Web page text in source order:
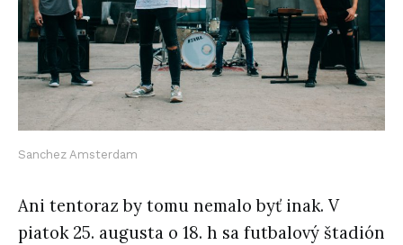
Sanchez Amsterdam
Ani tentoraz by tomu nemalo byť inak. V
piatok 25. augusta o 18. h sa futbalový štadión